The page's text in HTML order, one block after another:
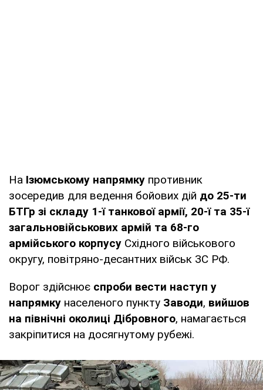
На Ізюмському напрямку противник
зосередив для ведення бойових дій до 25-ти
БТГр зі складу 1-ї танкової армії, 20-ї та 35-ї
загальновійськових армій та 68-го
армійського корпусу Східного військового
округу, повітряно-десантних військ ЗС РФ.
Ворог здійснює спроби вести наступ у
напрямку населеного пункту Заводи, вийшов
на північні околиці Дібровного, намагається
закріпитися на досягнутому рубежі.